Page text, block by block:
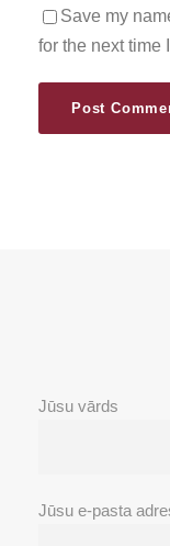
Save my
for the next time
Jūsu vārds
Jūsu e-pasta